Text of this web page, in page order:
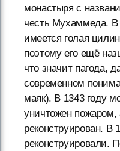
монастыря с
честь Мухаммеда. В
имеется голая
поэтому его ещё
что значит пагода,
современном
маяк). В 1343 году
уничтожен пожаром,
реконструирован. В
реконструировали.